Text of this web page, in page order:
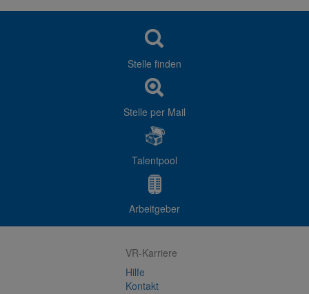
Stelle finden
Stelle per Mail
Talentpool
Arbeitgeber
VR-Karriere
Hilfe
Kontakt